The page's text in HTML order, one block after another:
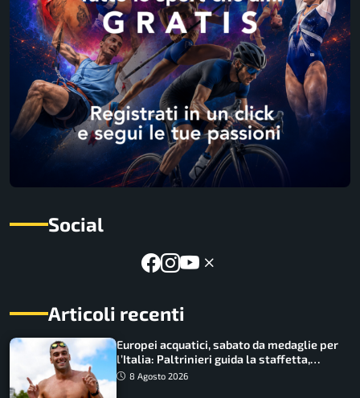
Social
Articoli recenti
Europei acquatici, sabato da medaglie per
l’Italia: Paltrinieri guida la staffetta,
Barnabà sogna l’oro dalle grandi altezze
8 Agosto 2026